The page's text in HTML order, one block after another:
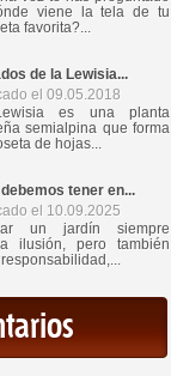
viene la tela de tu
favorita?...
de la Lewisia...
el 09.05.2018
es una planta
semialpina que forma
de hojas...
tener en...
el 10.09.2025
un jardín siempre
ilusión, pero también